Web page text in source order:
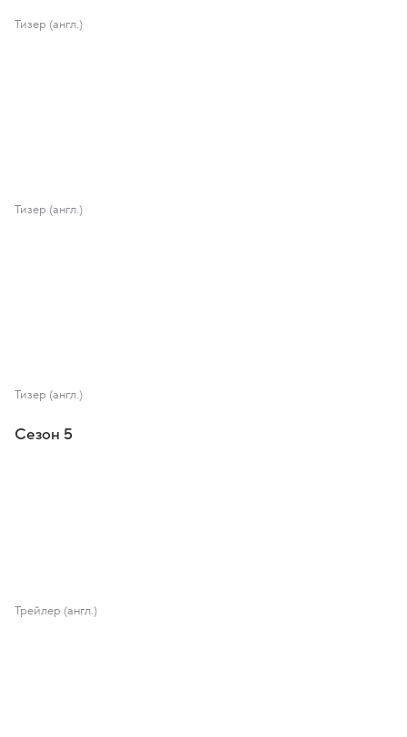
Тизер (англ.)
Тизер (англ.)
Тизер (англ.)
Сезон 5
Трейлер (англ.)